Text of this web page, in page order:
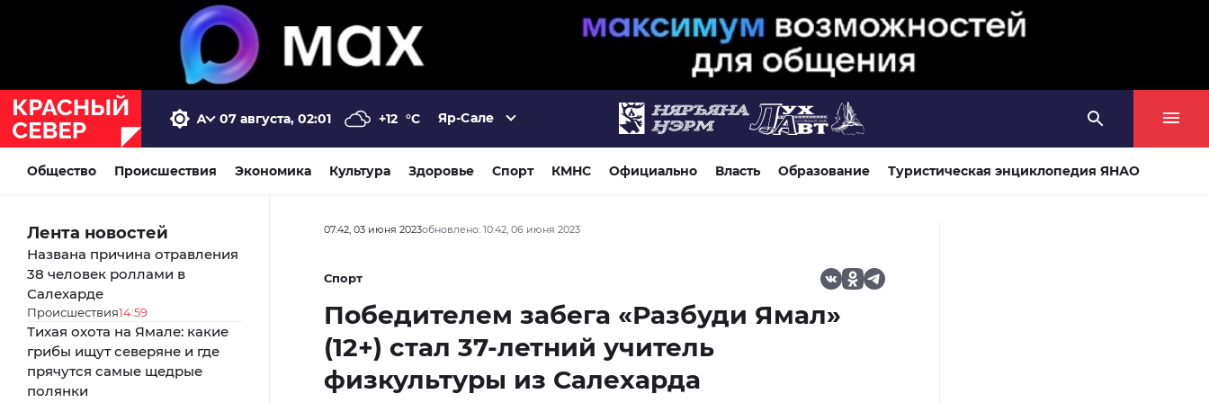
07 августа, 02:01 +12 °C Яр-Сале
Общество Происшествия Экономика Культура Здоровье Спорт КМНС Официально Власть Образование Туристическая энциклопедия ЯНАО
Лента новостей
Названа причина отравления
38 человек роллами в
Салехарде
Происшествия14:59
Тихая охота на Ямале: какие
грибы ищут северяне и где
прячутся самые щедрые
полянки
07:42, 03 июня 2023обновлено: 10:42, 06 июня 2023
Спорт
Победителем забега «Разбуди Ямал»
(12+) стал 37-летний учитель
физкультуры из Салехарда